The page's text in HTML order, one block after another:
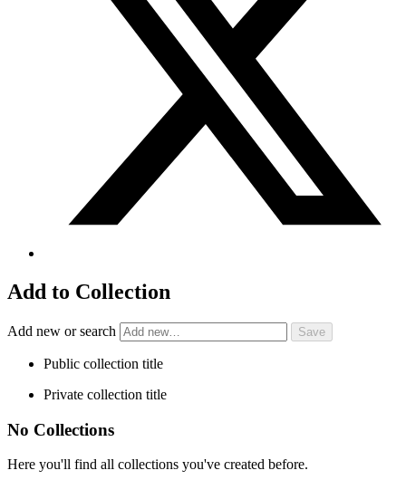
Add to Collection
Add new or search
Public collection title
Private collection title
No Collections
Here you'll find all collections you've created before.